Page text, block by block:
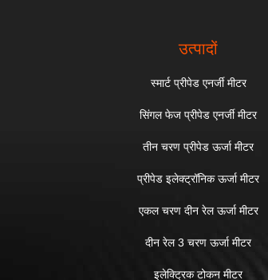
उत्पादों
स्मार्ट प्रीपेड एनर्जी मीटर
सिंगल फेज प्रीपेड एनर्जी मीटर
तीन चरण प्रीपेड ऊर्जा मीटर
प्रीपेड इलेक्ट्रॉनिक ऊर्जा मीटर
एकल चरण दीन रेल ऊर्जा मीटर
दीन रेल 3 चरण ऊर्जा मीटर
इलेक्ट्रिक टोकन मीटर